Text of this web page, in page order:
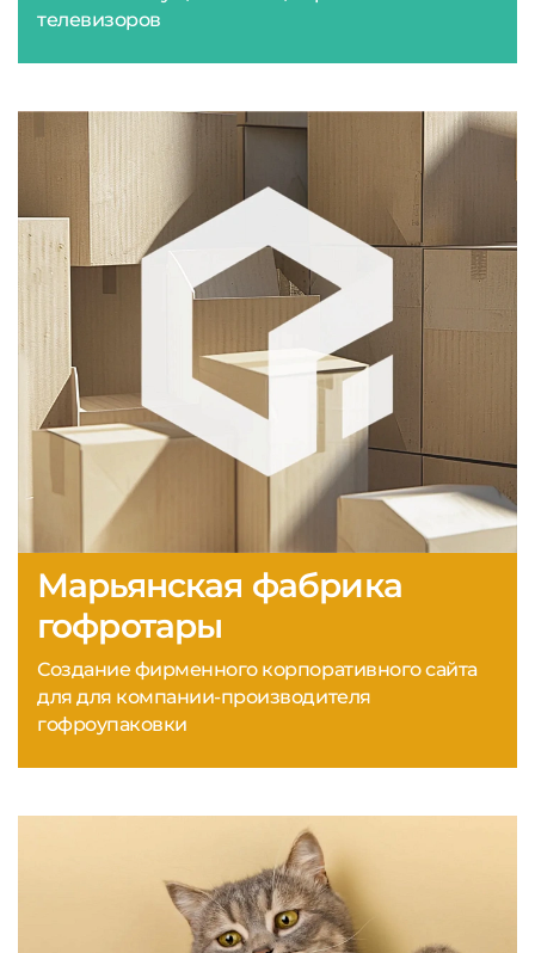
Марьянская фабрика
гофротары
Создание фирменного корпоративного сайта
для для компании-производителя
гофроупаковки
телевизоров